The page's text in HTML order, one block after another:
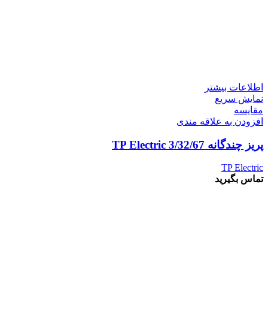
اطلاعات بیشتر
نمایش سریع
مقايسه
افزودن به علاقه مندی
پریز چندگانه 3/32/67 TP Electric
TP Electric
تماس بگیرید